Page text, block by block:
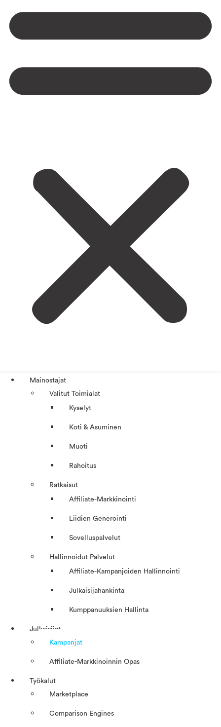
Mainostajat
Valitut Toimialat
Kyselyt
Koti & Asuminen
Muoti
Rahoitus
Ratkaisut
Affiliate-Markkinointi
Liidien Generointi
Sovelluspalvelut
Hallinnoidut Palvelut
Affiliate-Kampanjoiden Hallinnointi
Julkaisijahankinta
Kumppanuuksien Hallinta
Julkaisijat
Kampanjat
Affiliate-Markkinoinnin Opas
Työkalut
Marketplace
Comparison Engines